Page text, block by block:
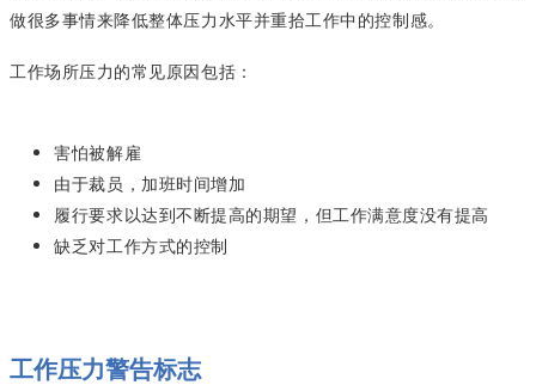
做很多事情来降低整体压力水平并重拾工作中的控制感。
工作场所压力的常见原因包括：
害怕被解雇
由于裁员，加班时间增加
履行要求以达到不断提高的期望，但工作满意度没有提高
缺乏对工作方式的控制
工作压力警告标志